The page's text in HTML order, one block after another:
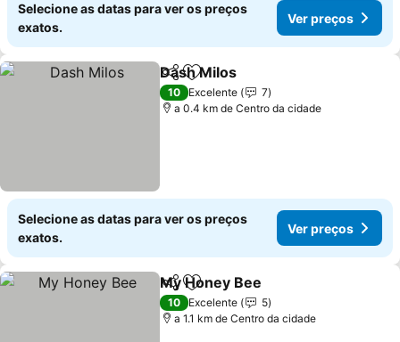
Selecione as datas para ver os preços
exatos.
Ver preços
PartilharAdicionar aos favoritos
Dash Milos
10 Excelente
7
a 0.4 km de Centro da cidade
Selecione as datas para ver os preços
exatos.
Ver preços
PartilharAdicionar aos favoritos
My Honey Bee
10 Excelente
5
a 1.1 km de Centro da cidade